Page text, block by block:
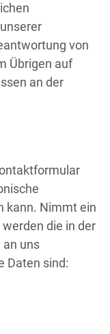
von
Übrigen auf
an der
kann. Nimmt ein
die in der
an uns
Daten sind: